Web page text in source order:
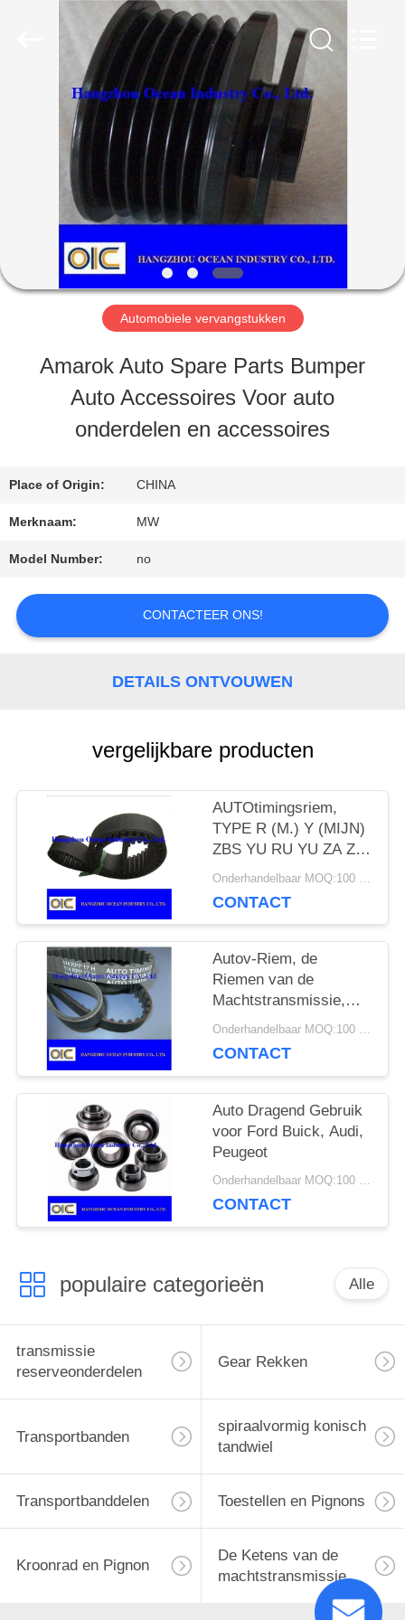
PRODUCTEN
ONGEVEER
ONS
FABRIEKSREIS
KWALITEITSCONTROLE
VERZOEK
OM
SITEMAP
PRIVACY
POLICY
Automobiele vervangstukken
Amarok Auto Spare Parts Bumper
Auto Accessoires Voor auto
onderdelen en accessoires
Place of Origin: CHINA
Merknaam: MW
Model Number: no
CONTACTEER ONS!
DETAILS ONTVOUWEN
vergelijkbare producten
AUTOtimingsriem,
TYPE R (M.) Y (MIJN)
ZBS YU RU YU ZA ZB
ZC ZD ZAS RHD SHX Onderhandelbaar MOQ:100 stuks
CONTACT
Autov-Riem, de
Riemen van de
Machtstransmissie,
type AV10, AV13,
2AV10, 2AV13, 2AV15
Onderhandelbaar MOQ:100 stuks
CONTACT
Auto Dragend Gebruik
voor Ford Buick, Audi,
Peugeot
Onderhandelbaar MOQ:100 stuks
CONTACT
populaire categorieën Alle
transmissie
reserveonderdelen
Gear Rekken
Transportbanden
spiraalvormig konisch
tandwiel
Transportbanddelen Toestellen en Pignons
Kroonrad en Pignon
De Ketens van de
machtstransmissie